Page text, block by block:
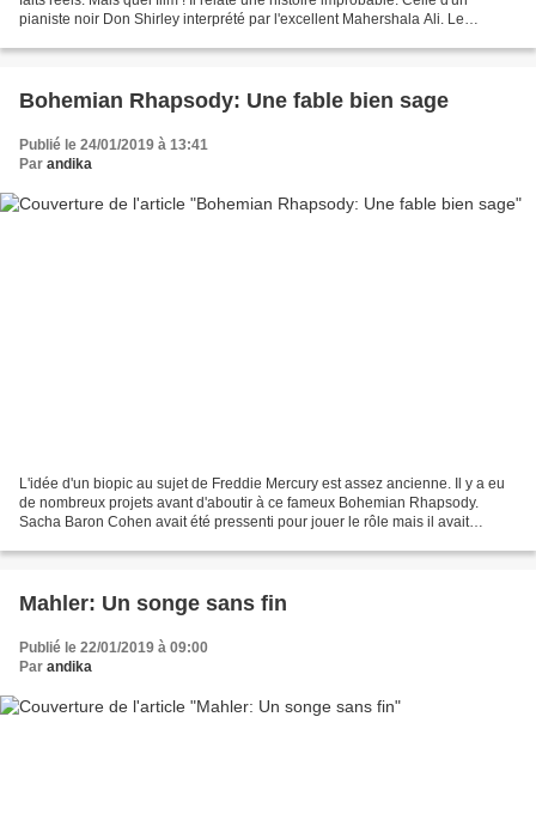
pianiste noir Don Shirley interprété par l'excellent Mahershala Ali. Le
Bohemian Rhapsody: Une fable bien sage
Publié le 24/01/2019 à 13:41
Par andika
L'idée d'un biopic au sujet de Freddie Mercury est assez ancienne. Il y a eu
de nombreux projets avant d'aboutir à ce fameux Bohemian Rhapsody.
Sacha Baron Cohen avait été pressenti pour jouer le rôle mais il avait
Mahler: Un songe sans fin
Publié le 22/01/2019 à 09:00
Par andika